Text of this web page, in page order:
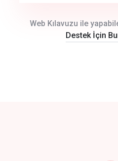
Web Kılavuzu ile
Destek İçin